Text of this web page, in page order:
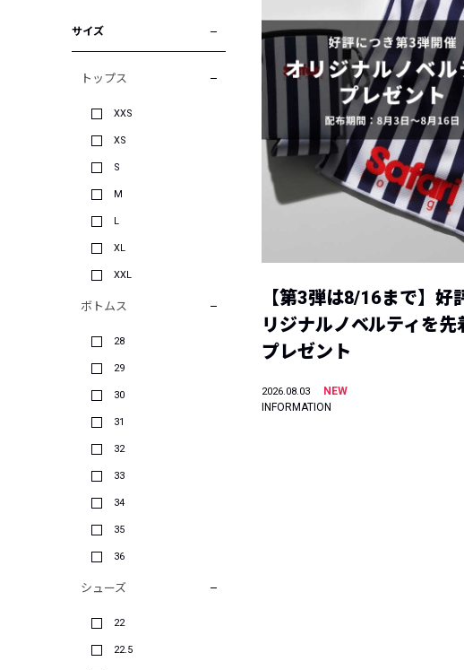
サイズ
トップス
XXS
XS
S
M
L
XL
XXL
ボトムス
28
29
30
31
32
33
34
35
36
シューズ
22
22.5
【第3弾は8/16まで】好
リジナルノベルティを先
プレゼント
2026.08.03
NEW
INFORMATION